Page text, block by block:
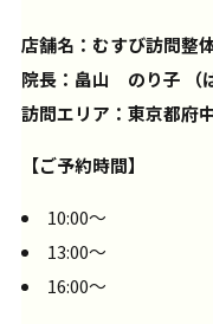
店舗名：むすび訪問整
院長：畠山 のり子 （
訪問エリア：東京都府
【ご予約時間】
10:00〜
13:00〜
16:00〜